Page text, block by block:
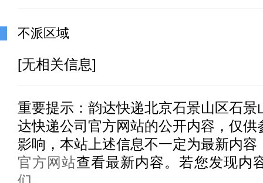
不派区域
[无相关信息]
重要提示： 韵达快递北京石景山区石景
达快递公司官方网站的公开内容，仅供
影响，本站上述信息不一定为最新内容
官方网站查看最新内容。若您发现内